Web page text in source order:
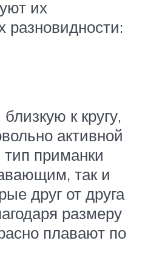
их
разновидности:
к кругу,
активной
приманки
так и
друг от друга
размеру
плавают по